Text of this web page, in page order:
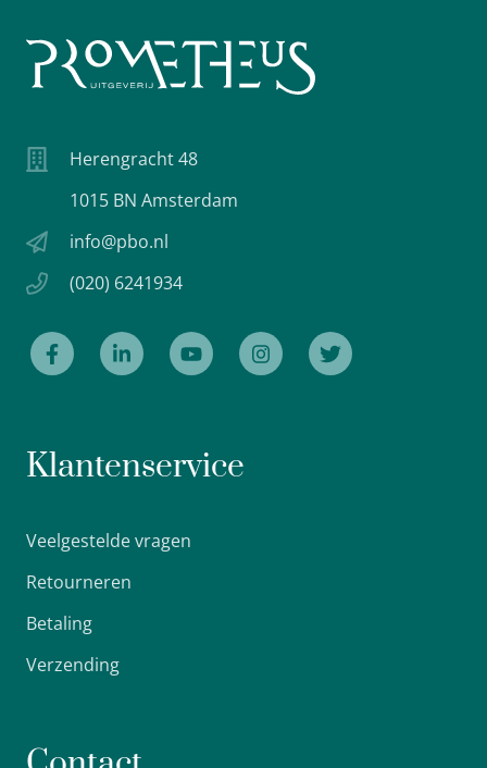
Herengracht 48
1015 BN Amsterdam
info@pbo.nl
(020) 6241934
Klantenservice
Veelgestelde vragen
Retourneren
Betaling
Verzending